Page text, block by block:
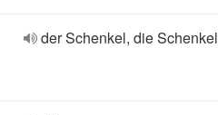
der Schenkel, die Schenkel